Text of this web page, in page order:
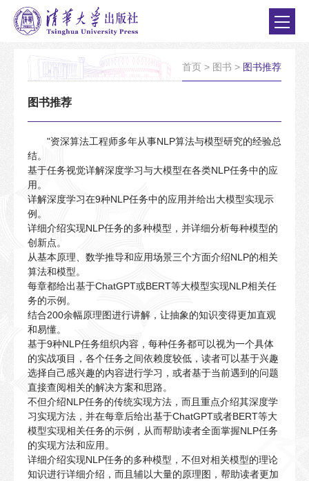
首页 > 图书 > 图书推荐
图书推荐
"资深算法工程师多年从事NLP算法与模型研究的经验总
结。
基于任务视觉详解深度学习与大模型在各类NLP任务中的应
用。
详解深度学习在9种NLP任务中的应用并给出大模型实现示
例。
详细介绍实现NLP任务的多种模型，并详细分析每种模型的
创新点。
从基本原理、数学推导和应用场景三个方面介绍NLP的相关
算法和模型。
每章都给出基于ChatGPT或BERT等大模型实现NLP相关任
务的示例。
结合200余幅原理图进行讲解，让抽象的知识变得更加直观
和易懂。
基于9种NLP任务组织内容，每种任务都可以视为一个具体
的实战项目，各个任务之间依赖度较低，读者可以基于兴趣
选择自己感兴趣的内容进行学习，或者基于当前遇到的问题
直接查阅相关的解决方案和思路。
不但介绍NLP任务的传统实现方法，而且重点介绍其深度学
习实现方法，并在每章后给出基于ChatGPT或者BERT等大
模型实现相关任务的示例，从而帮助读者全面掌握NLP任务
的实现方法和应用。
详细介绍实现NLP任务的多种模型，不但对相关模型的理论
知识进行详细介绍，而且辅以大量的原理图，帮助读者更加